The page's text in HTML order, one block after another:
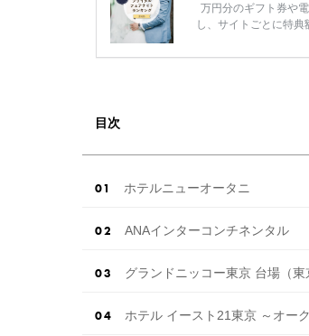
万円分のギフト券や
し、サイトごとに特
ンペーン特典ランキン
目次
ホテルニューオータニ
ANAインターコンチネンタル
グランドニッコー東京 台場（東
ホテル イースト21東京 ～オー